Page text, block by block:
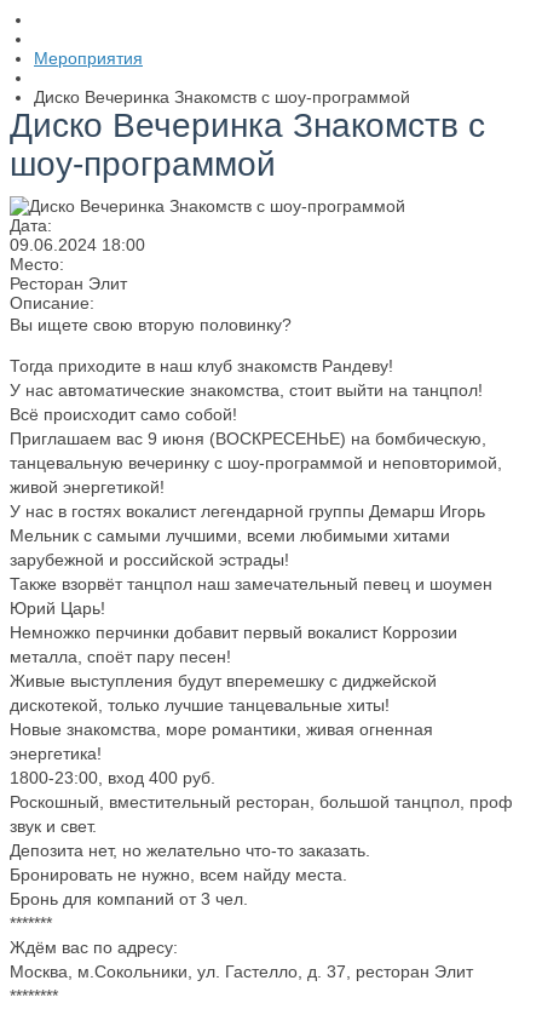
Мероприятия
Диско Вечеринка Знакомств с шоу-программой
Диско Вечеринка Знакомств с
шоу-программой
Дата:
09.06.2024 18:00
Место:
Ресторан Элит
Описание:
Вы ищете свою вторую половинку?
Тогда приходите в наш клуб знакомств Рандеву!
У нас автоматические знакомства, стоит выйти на танцпол!
Всё происходит само собой!
Приглашаем вас 9 июня (ВОСКРЕСЕНЬЕ) на бомбическую,
танцевальную вечеринку с шоу-программой и неповторимой,
живой энергетикой!
У нас в гостях вокалист легендарной группы Демарш Игорь
Мельник с самыми лучшими, всеми любимыми хитами
зарубежной и российской эстрады!
Также взорвëт танцпол наш замечательный певец и шоумен
Юрий Царь!
Немножко перчинки добавит первый вокалист Коррозии
металла, споëт пару песен!
Живые выступления будут вперемешку с диджейской
дискотекой, только лучшие танцевальные хиты!
Новые знакомства, море романтики, живая огненная
энергетика!
1800-23:00, вход 400 руб.
Роскошный, вместительный ресторан, большой танцпол, проф
звук и свет.
Депозита нет, но желательно что-то заказать.
Бронировать не нужно, всем найду места.
Бронь для компаний от 3 чел.
*******
Ждём вас по адресу:
Москва, м.Сокольники, ул. Гастелло, д. 37, ресторан Элит
********